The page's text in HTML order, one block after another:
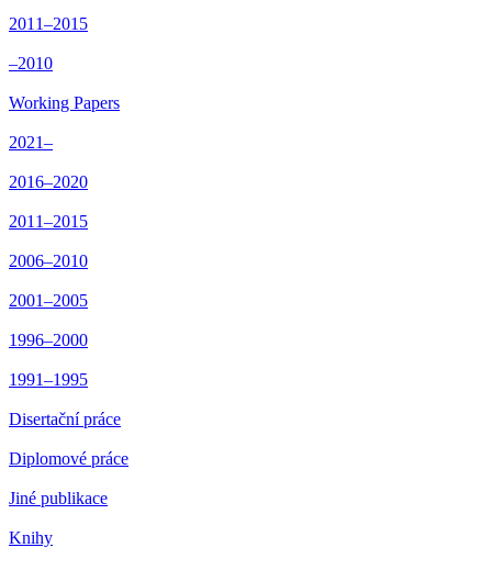
2011–2015
–2010
Working Papers
2021–
2016–2020
2011–2015
2006–2010
2001–2005
1996–2000
1991–1995
Disertační práce
Diplomové práce
Jiné publikace
Knihy